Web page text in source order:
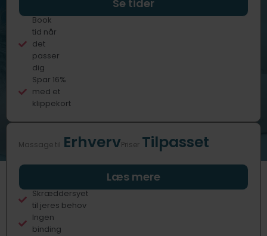
Book
tid når
det
passer
dig
Spar 16%
med et
klippekort
Se tider
Massage til ErhvervPriser Tilpasset
Skræddersyet
til jeres behov
Ingen
binding
Læs mere